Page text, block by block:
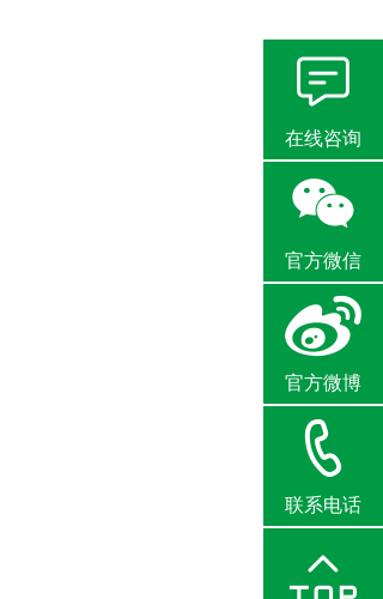
在线咨询
官方微信
官方微博
联系电话